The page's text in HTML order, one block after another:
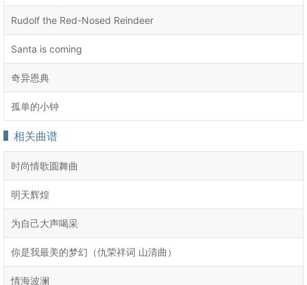
Rudolf the Red-Nosed Reindeer
Santa is coming
奇异恩典
孤单的小钟
相关曲谱
时尚情歌圆舞曲
明天辉煌
为自己大声喝采
你是我最美的梦幻（仇荣祥词 山清曲）
情海波澜